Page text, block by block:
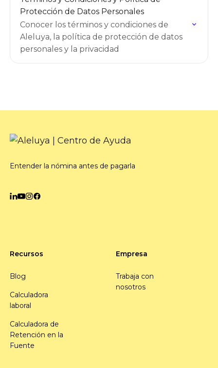
Protección de Datos Personales
Conocer los términos y condiciones de
Aleluya, la política de protección de datos
personales y la privacidad
Entender la nómina antes de pagarla
Recursos
Blog
Calculadora
laboral
Calculadora de
Retención en la
Fuente
Empresa
Trabaja con
nosotros